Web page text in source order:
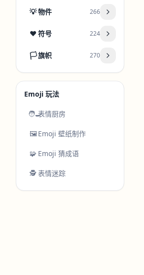
💡物件 266
❤️符号 224
🏳️旗帜 270
Emoji 玩法
🧑‍🍳表情厨房
🖼️Emoji 壁纸制作
🧩 Emoji 猜成语
🕵️ 表情迷踪